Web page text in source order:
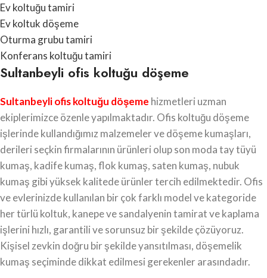
Ev koltuğu tamiri
Ev koltuk döşeme
Oturma grubu tamiri
Konferans koltuğu tamiri
Sultanbeyli ofis koltuğu döşeme
Sultanbeyli ofis koltuğu döşeme hizmetleri uzman
ekiplerimizce özenle yapılmaktadır. Ofis koltuğu döşeme
işlerinde kullandığımız malzemeler ve döşeme kumaşları,
derileri seçkin firmalarının ürünleri olup son moda tay tüyü
kumaş, kadife kumaş, flok kumaş, saten kumaş, nubuk
kumaş gibi yüksek kalitede ürünler tercih edilmektedir. Ofis
ve evlerinizde kullanılan bir çok farklı model ve kategoride
her türlü koltuk, kanepe ve sandalyenin tamirat ve kaplama
işlerini hızlı, garantili ve sorunsuz bir şekilde çözüyoruz.
Kişisel zevkin doğru bir şekilde yansıtılması, döşemelik
kumaş seçiminde dikkat edilmesi gerekenler arasındadır.